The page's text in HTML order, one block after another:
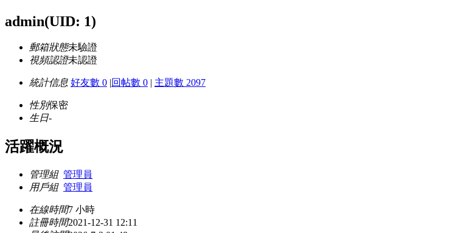
admin(UID: 1)
郵箱狀態未驗證
視頻認證未認證
統計信息 好友數 0 |回帖數 0 | 主題數 2097
性別保密
生日-
活躍概況
管理組 管理員
用戶組 管理員
在線時間7 小時
註冊時間2021-12-31 12:11